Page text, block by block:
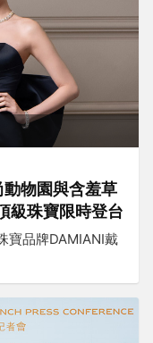
物園與含羞草
級珠寶限時登台
寶品牌DAMIANI戴